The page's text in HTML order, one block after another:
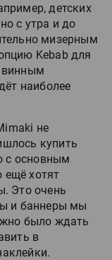
детских
с утра и до
мизерным
Kebab для
винным
наиболее
не
купить
с основным
ещё хотят
Это очень
и баннеры мы
было ждать
в